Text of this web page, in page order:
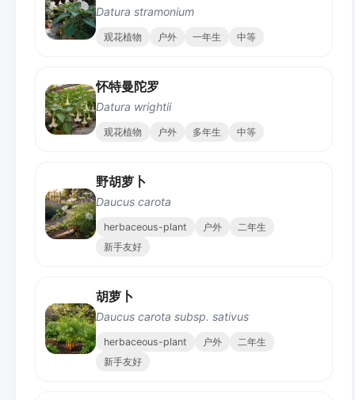
Datura stramonium
观花植物 户外 一年生 中等
怀特曼陀罗
Datura wrightii
观花植物 户外 多年生 中等
野胡萝卜
Daucus carota
herbaceous-plant 户外
二年生
新手友好
胡萝卜
Daucus carota subsp. sativus
herbaceous-plant 户外
二年生
新手友好